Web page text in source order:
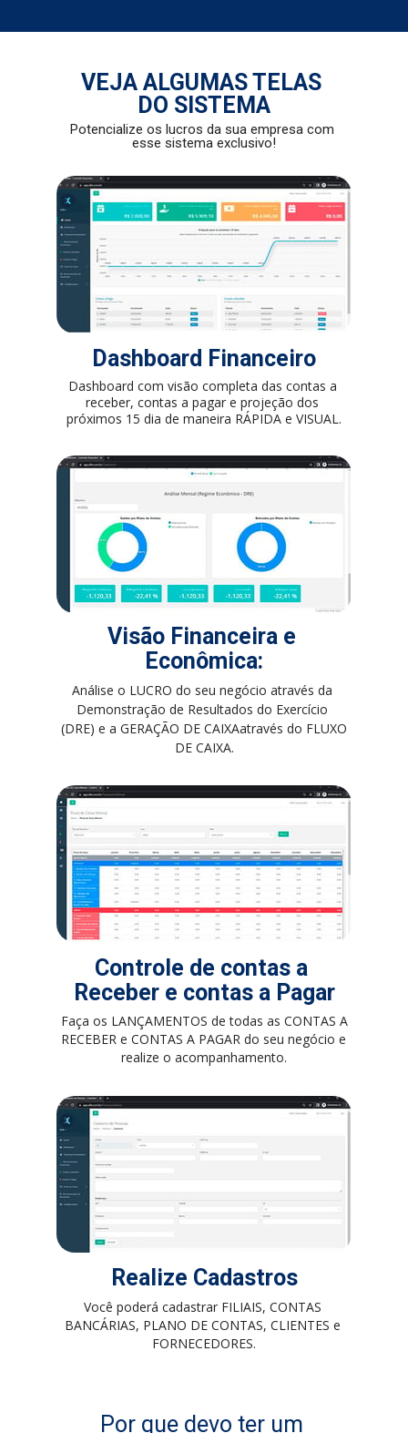
VEJA ALGUMAS TELAS
DO SISTEMA
Potencialize os lucros da sua empresa com
esse sistema exclusivo!
Dashboard Financeiro
Dashboard com visão completa das contas a
receber, contas a pagar e projeção dos
próximos 15 dia de maneira RÁPIDA e VISUAL.
Visão Financeira e
Econômica:
Análise o LUCRO do seu negócio através da
Demonstração de Resultados do Exercício
(DRE) e a GERAÇÃO DE CAIXAatravés do FLUXO
DE CAIXA.
Controle de contas a
Receber e contas a Pagar
Faça os LANÇAMENTOS de todas as CONTAS A
RECEBER e CONTAS A PAGAR do seu negócio e
realize o acompanhamento.
Realize Cadastros
Você poderá cadastrar FILIAIS, CONTAS
BANCÁRIAS, PLANO DE CONTAS, CLIENTES e
FORNECEDORES.